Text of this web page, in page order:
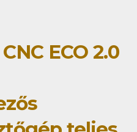
ECO 2.0